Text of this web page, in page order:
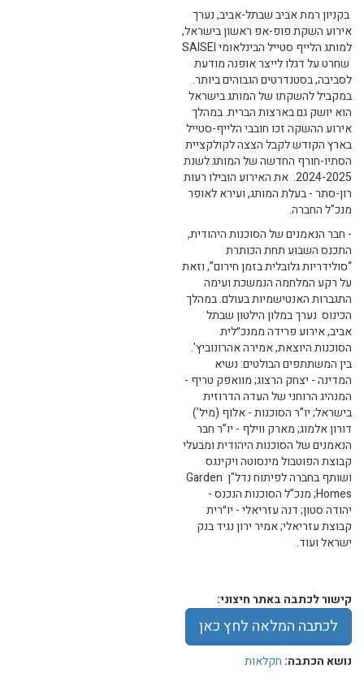
בקניון רמת אביב שבתל-אביב, נערך
אירוע השקת פופ-אפ ראשון בישראל,
למותג הלייף סטייל הבינלאומי SAISEI
שחרט על דגלו לייצר אופנה מודעת
לסביבה, בסטנדרטים הגבוהים ביותר.
במקביל להשקתו של המותג בישראל
הוא יושק גם בארצות הברית. במהלך
אירוע ההשקה זכו חובבי הלייף-סטייל
בארץ הקודש לקבל הצצה לקולקציית
הסתיו-חורף החדשה של המותג לשנת
2024-2025. את האירוע הובילו רעות
רון-סתר - בעלת המותג, ועירא לאופר
מנכ"ל החברה.
- חבר הנאמנים של הסוכנות היהודית,
התכנס השבוע תחת הכותרת
“סולידריות גלובלית בזמן חירום”, וזאת
על רקע המלחמה הנמשכת ועימה
התגברות האנטישמיות בעולם. במהלך
הכינוס נערך במלון הילטון שבתל
אביב, אירוע פרידה ממנכ״לית
הסוכנות היוצאת, אמירה אהרונוביץ'.
בין המשתתפים הבולטים: נשיא
המדינה - יצחק הרצוג; מוואפק טריף -
המנהיג הרוחני של העדה הדרוזית
בישראל; יו”ר הסוכנות - אלוף (מיל’)
דורון אלמוג; מארק ווילף - יו”ר חבר
הנאמנים של הסוכנות היהודית ומבעלי
קבוצת הפוטבול מינסוטה ויקינגס
ושותף בחברה לפיתוח נדל"ן Garden
Homes; מנכ”ל הסוכנות הנכנס -
יהודה סטון; דנה עזריאלי - יו״רית
קבוצת עזריאלי; אמיר ירון נגיד בנק
ישראל ועוד.
קישור לכתבה באתר חיצוני:
לכתבה המלאה לחץ כאן
נושא הכתבה: חקלאות